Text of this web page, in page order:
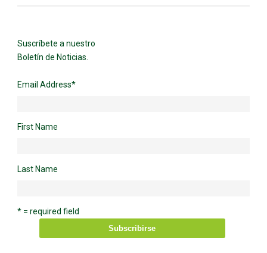
Suscríbete a nuestro
Boletín de Noticias.
Email Address*
First Name
Last Name
* = required field